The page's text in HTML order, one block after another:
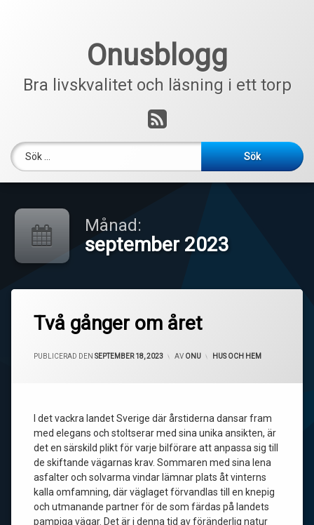
Onusblogg
Bra livskvalitet och läsning i ett torp
RSS
Månad:
september 2023
Två gånger om året
PUBLICERAD DEN SEPTEMBER 18, 2023 AV ONU KATEGORIER:
HUS OCH HEM
I det vackra landet Sverige där årstiderna dansar fram
med elegans och stoltserar med sina unika ansikten, är
det en särskild plikt för varje bilförare att anpassa sig till
de skiftande vägarnas krav. Sommaren med sina lena
asfalter och solvarma vindar lämnar plats åt vinterns
kalla omfamning, där väglaget förvandlas till en knepig
och utmanande partner för de som färdas på landets
pampiga vägar. Det är i denna tid av föränderlig natur